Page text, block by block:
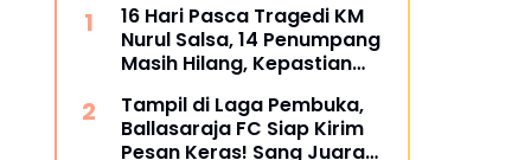
16 Hari Pasca Tragedi KM
Nurul Salsa, 14 Penumpang
Masih Hilang, Kepastian
dipertanyakan
Tampil di Laga Pembuka,
Ballasaraja FC Siap Kirim
Pesan Keras! Sang Juara